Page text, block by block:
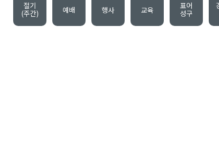
절기
(주간)
예배 행사 교육
표어
성구